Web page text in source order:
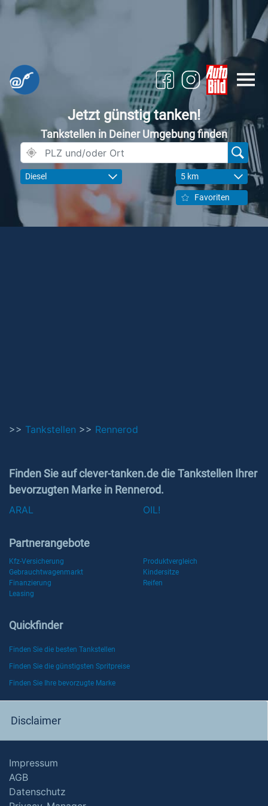
Jetzt günstig tanken!
Tankstellen in Deiner Umgebung finden
Diesel 5 km
Favoriten
>> Tankstellen >> Rennerod
Finden Sie auf clever-tanken.de die Tankstellen Ihrer
bevorzugten Marke in Rennerod.
ARAL OIL!
Partnerangebote
Kfz-Versicherung
Produktvergleich
Gebrauchtwagenmarkt
Kindersitze
Finanzierung
Reifen
Leasing
Quickfinder
Finden Sie die besten Tankstellen
Finden Sie die günstigsten Spritpreise
Finden Sie Ihre bevorzugte Marke
Disclaimer
Impressum
AGB
Datenschutz